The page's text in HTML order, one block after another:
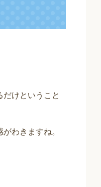
けということ
わきますね。